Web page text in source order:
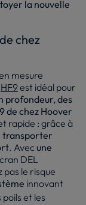
la nouvelle
chez
mesure
HF9est idéal pour
profondeur, des
de chez Hoover
rapide : grâce à
transporter
. Avec une
DEL
le risque
innovant
et les